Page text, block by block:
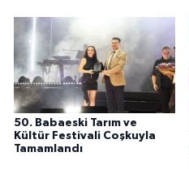
50. Babaeski Tarım ve
Kültür Festivali Coşkuyla
Tamamlandı